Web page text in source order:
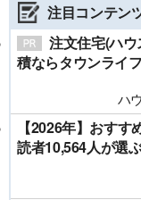
注目コンテン
注文住宅(ハ
積ならタウンライ
ハ
【2026年】おすす
読者10,564人が選